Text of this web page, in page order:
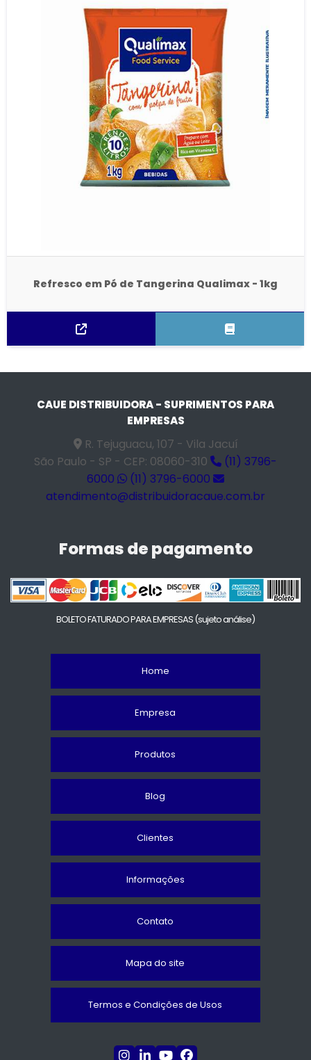
Refresco em Pó de Tangerina Qualimax - 1kg
CAUE DISTRIBUIDORA - SUPRIMENTOS PARA
EMPRESAS
R. Tejuguacu, 107 - Vila Jacuí
São Paulo - SP - CEP: 08060-310
(11) 3796-
6000
(11) 3796-6000
atendimento@distribuidoracaue.com.br
Formas de pagamento
BOLETO FATURADO PARA EMPRESAS(sujeto análise)
Home
Empresa
Produtos
Blog
Clientes
Informações
Contato
Mapa do site
Termos e Condições de Usos